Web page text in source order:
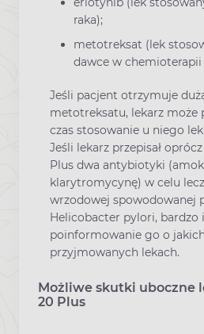
raka);
metotreksat (lek
dawce w chemioterapii
Jeśli pacjent otrzymuje
metotreksatu, lekarz może
czas stosowanie u niego
Jeśli lekarz przepisał
Plus dwa antybiotyki
klarytromycynę) w celu
wrzodowej spowodowanej
Helicobacter pylori, bardzo
poinformowanie go o
przyjmowanych lekach.
Możliwe skutki uboczne
20 Plus